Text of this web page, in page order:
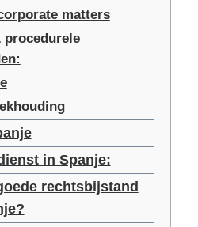
matters
procedurele
in Spanje:
rechtsbijstand